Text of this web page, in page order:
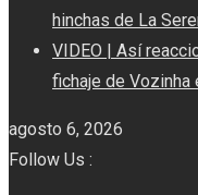
hinchas de La
VIDEO | Así
fichaje de Vozinha
agosto 6, 2026
Follow Us :